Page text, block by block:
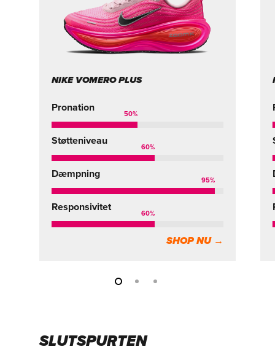
NIKE VOMERO PLUS
Pronation
50%
Støtteniveau
60%
Dæmpning
95%
Responsivitet
60%
SHOP NU →
SLUTSPURTEN